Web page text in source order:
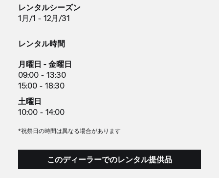
レンタルシーズン
1月/1 - 12月/31
レンタル時間
月曜日 - 金曜日
09:00 - 13:30
15:00 - 18:30
土曜日
10:00 - 14:00
*祝祭日の時間は異なる場合があります
このディーラーでのレンタル提供品